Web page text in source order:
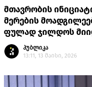
მთავრობის
მერების
ფულად ჯილდოს
პუბლიკა
13:11, 13 მაისი, 2026